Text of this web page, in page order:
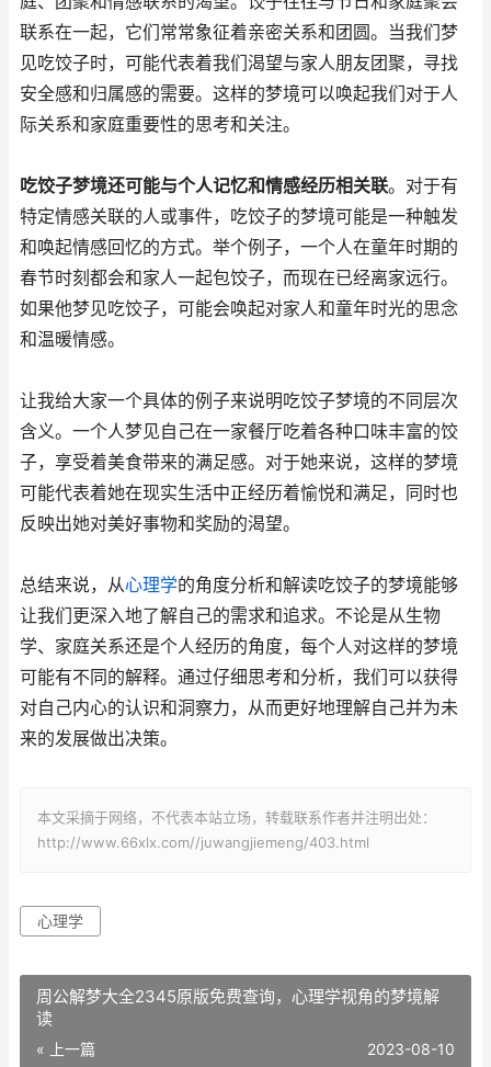
联系在一起，它们常常象征着亲密关系和团圆。当我们梦
见吃饺子时，可能代表着我们渴望与家人朋友团聚，寻找
安全感和归属感的需要。这样的梦境可以唤起我们对于人
际关系和家庭重要性的思考和关注。
吃饺子梦境还可能与个人记忆和情感经历相关联。对于有
特定情感关联的人或事件，吃饺子的梦境可能是一种触发
和唤起情感回忆的方式。举个例子，一个人在童年时期的
春节时刻都会和家人一起包饺子，而现在已经离家远行。
如果他梦见吃饺子，可能会唤起对家人和童年时光的思念
和温暖情感。
让我给大家一个具体的例子来说明吃饺子梦境的不同层次
含义。一个人梦见自己在一家餐厅吃着各种口味丰富的饺
子，享受着美食带来的满足感。对于她来说，这样的梦境
可能代表着她在现实生活中正经历着愉悦和满足，同时也
反映出她对美好事物和奖励的渴望。
总结来说，从心理学的角度分析和解读吃饺子的梦境能够
让我们更深入地了解自己的需求和追求。不论是从生物
学、家庭关系还是个人经历的角度，每个人对这样的梦境
可能有不同的解释。通过仔细思考和分析，我们可以获得
对自己内心的认识和洞察力，从而更好地理解自己并为未
来的发展做出决策。
本文采摘于网络，不代表本站立场，转载联系作者并注明出处：
http://www.66xlx.com//juwangjiemeng/403.html
心理学
周公解梦大全2345原版免费查询，心理学视角的梦境解
读
« 上一篇 2023-08-10